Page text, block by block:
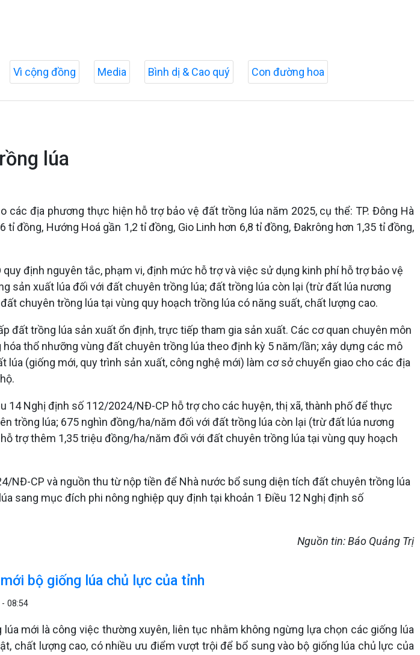
Vì cộng đồng Media Bình dị & Cao quý Con đường hoa
lúa
các địa phương thực hiện hỗ trợ bảo vệ đất trồng lúa năm 2025, cụ thể: TP. Đông Hà
đồng, Hướng Hoá gần 1,2 tỉ đồng, Gio Linh hơn 6,8 tỉ đồng, Đakrông hơn 1,35 tỉ đồng,
định nguyên tắc, phạm vi, định mức hỗ trợ và việc sử dụng kinh phí hỗ trợ bảo vệ
sản xuất lúa đối với đất chuyên trồng lúa; đất trồng lúa còn lại (trừ đất lúa nương
chuyên trồng lúa tại vùng quy hoạch trồng lúa có năng suất, chất lượng cao.
đất trồng lúa sản xuất ổn định, trực tiếp tham gia sản xuất. Các cơ quan chuyên môn
thổ nhưỡng vùng đất chuyên trồng lúa theo định kỳ 5 năm/lần; xây dựng các mô
(giống mới, quy trình sản xuất, công nghệ mới) làm cơ sở chuyển giao cho các địa
Nghị định số 112/2024/NĐ-CP hỗ trợ cho các huyện, thị xã, thành phố để thực
trồng lúa; 675 nghìn đồng/ha/năm đối với đất trồng lúa còn lại (trừ đất lúa nương
trợ thêm 1,35 triệu đồng/ha/năm đối với đất chuyên trồng lúa tại vùng quy hoạch
NĐ-CP và nguồn thu từ nộp tiền để Nhà nước bổ sung diện tích đất chuyên trồng lúa
sang mục đích phi nông nghiệp quy định tại khoản 1 Điều 12 Nghị định số
Nguồn tin: Báo Quảng Trị
bộ giống lúa chủ lực của tỉnh
08:54
lúa mới là công việc thường xuyên, liên tục nhằm không ngừng lựa chọn các giống lúa
chất lượng cao, có nhiều ưu điểm vượt trội để bổ sung vào bộ giống lúa chủ lực của